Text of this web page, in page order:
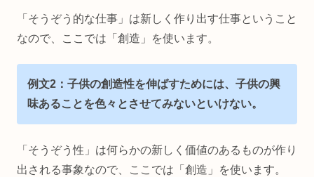
「そうぞう的な仕事」は新しく作り出す仕事ということ
なので、ここでは「創造」を使います。
例文2：子供の創造性を伸ばすためには、子供の興
味あることを色々とさせてみないといけない。
「そうぞう性」は何らかの新しく価値のあるものが作り
出される事象なので、ここでは「創造」を使います。